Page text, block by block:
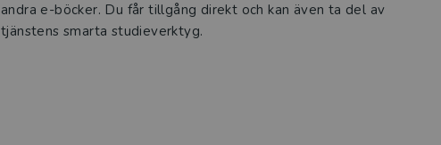
andra e-böcker. Du får tillgång direkt och kan även ta del av
tjänstens smarta studieverktyg.